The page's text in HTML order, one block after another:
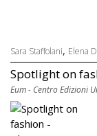
Sara Staffolani, Elena
Spotlight on
Eum - Centro Edizioni